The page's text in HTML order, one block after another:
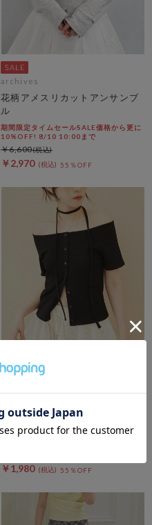
archives
花柄アメスリカットアンサンブ
ル
期間限定タイムセールSALE価格から更に
10%OFF! 8/10 10:00まで
￥2,970 55％OFF
￥6,600
Ｓ
期間限定タイムセールSALE価格から更に
￥1,980 55％OFF